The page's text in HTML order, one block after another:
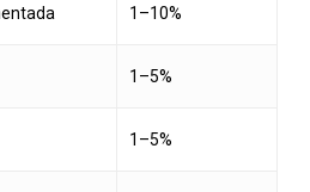
1–10%
1–5%
1–5%